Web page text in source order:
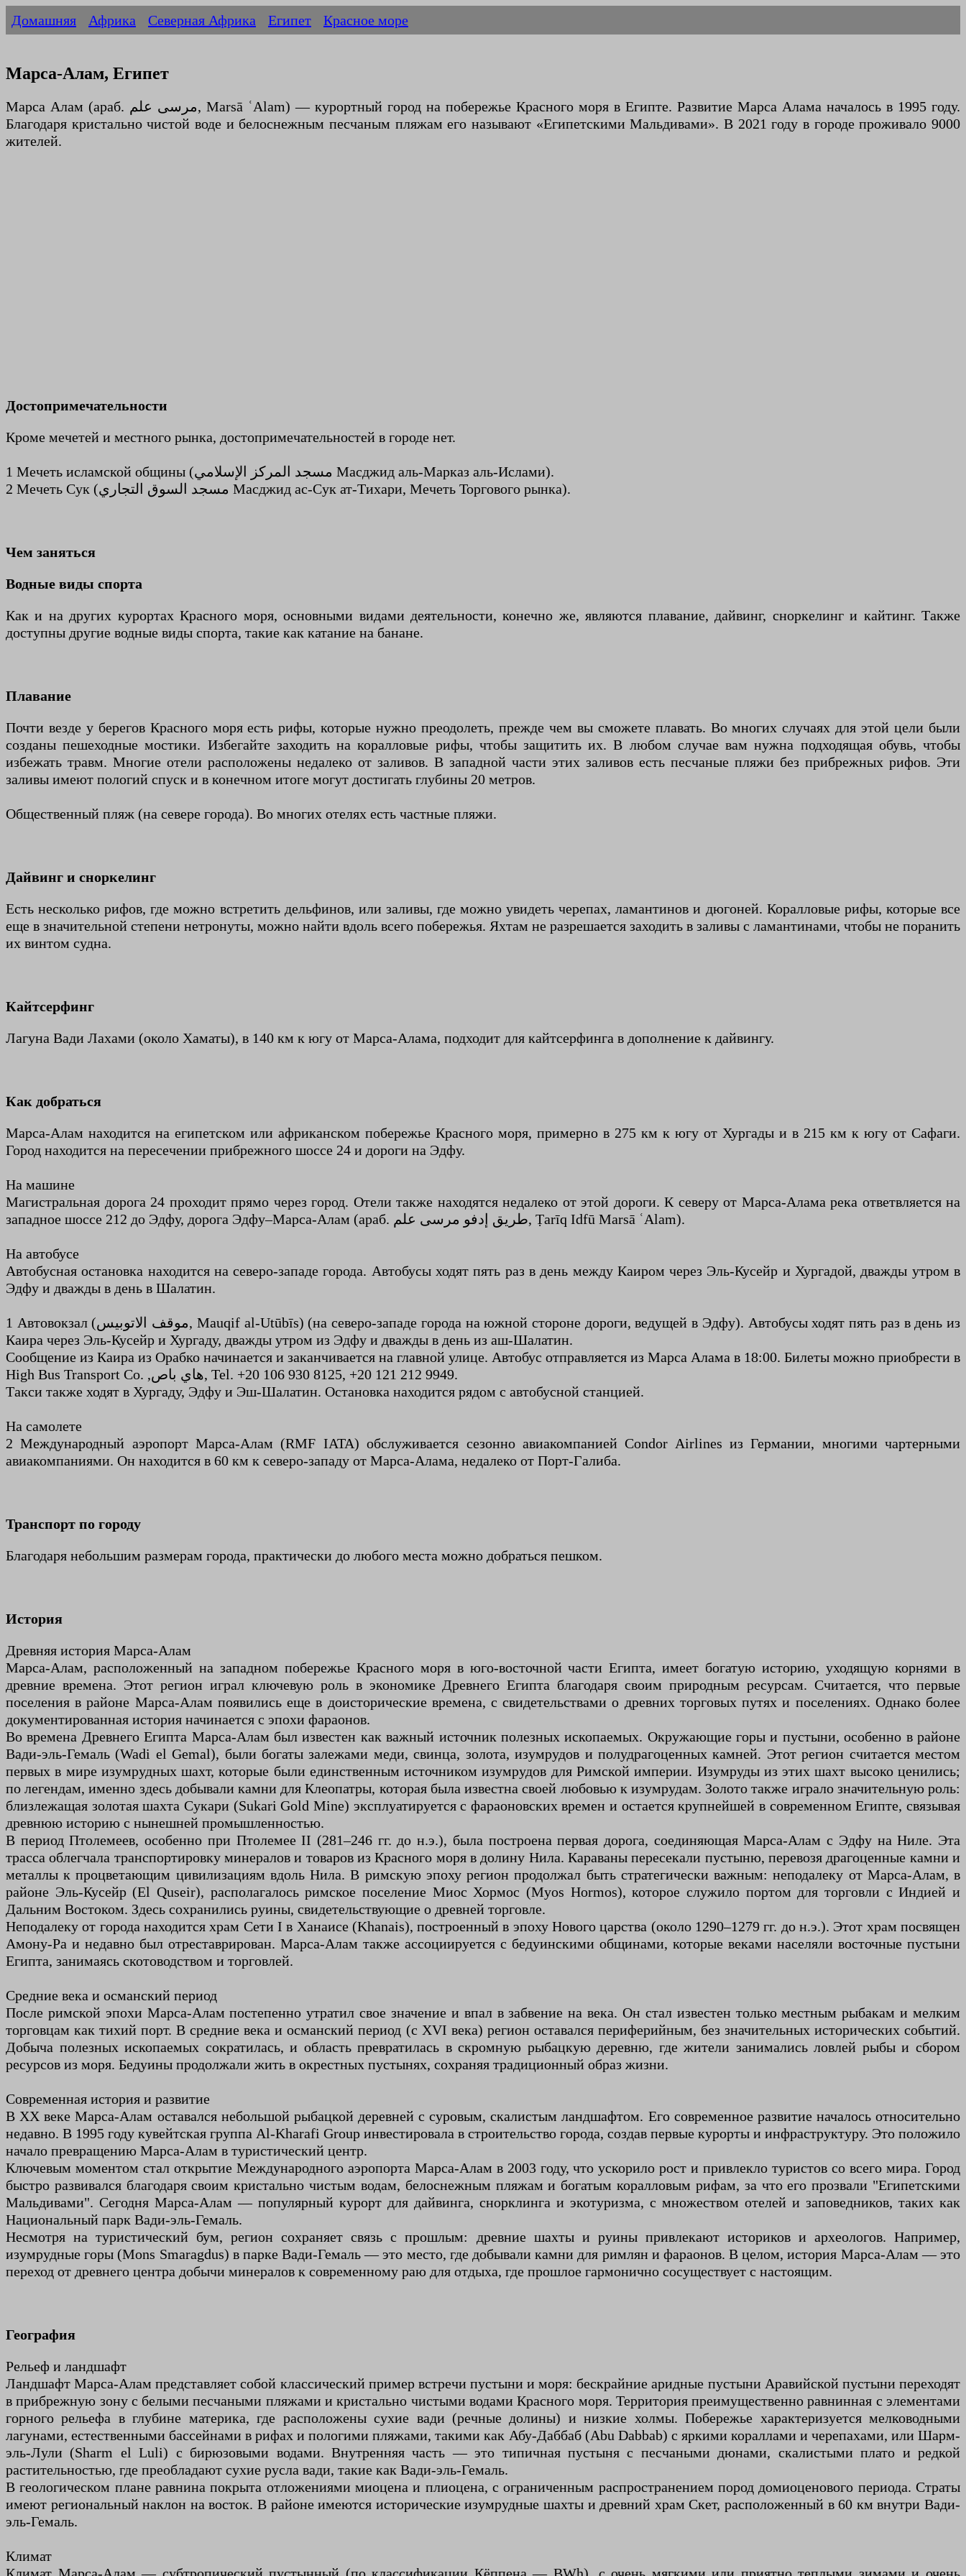
Домашняя Африка Северная Африка Египет Красное море
Марса-Алам, Египет
Марса Алам (араб. مرسى علم, Marsā ʿAlam) — курортный город на побережье Красного моря в Египте. Развитие Марса Алама началось в 1995 году.
Благодаря кристально чистой воде и белоснежным песчаным пляжам его называют «Египетскими Мальдивами». В 2021 году в городе проживало 9000
жителей.
Достопримечательности
Кроме мечетей и местного рынка, достопримечательностей в городе нет.
1 Мечеть исламской общины (‏مسجد المركز الإسلامي Масджид аль-Марказ аль-Ислами).
2 Мечеть Сук (‏مسجد السوق التجاري Масджид ас-Сук ат-Тихари, Мечеть Торгового рынка).
Чем заняться
Водные виды спорта
Как и на других курортах Красного моря, основными видами деятельности, конечно же, являются плавание, дайвинг, сноркелинг и кайтинг. Также
доступны другие водные виды спорта, такие как катание на банане.
Плавание
Почти везде у берегов Красного моря есть рифы, которые нужно преодолеть, прежде чем вы сможете плавать. Во многих случаях для этой цели были
созданы пешеходные мостики. Избегайте заходить на коралловые рифы, чтобы защитить их. В любом случае вам нужна подходящая обувь, чтобы
избежать травм. Многие отели расположены недалеко от заливов. В западной части этих заливов есть песчаные пляжи без прибрежных рифов. Эти
заливы имеют пологий спуск и в конечном итоге могут достигать глубины 20 метров.
Общественный пляж (на севере города). Во многих отелях есть частные пляжи.
Дайвинг и сноркелинг
Есть несколько рифов, где можно встретить дельфинов, или заливы, где можно увидеть черепах, ламантинов и дюгоней. Коралловые рифы, которые все
еще в значительной степени нетронуты, можно найти вдоль всего побережья. Яхтам не разрешается заходить в заливы с ламантинами, чтобы не поранить
их винтом судна.
Кайтсерфинг
Лагуна Вади Лахами (около Хаматы), в 140 км к югу от Марса-Алама, подходит для кайтсерфинга в дополнение к дайвингу.
Как добраться
Марса-Алам находится на египетском или африканском побережье Красного моря, примерно в 275 км к югу от Хургады и в 215 км к югу от Сафаги.
Город находится на пересечении прибрежного шоссе 24 и дороги на Эдфу.
На машине
Магистральная дорога 24 проходит прямо через город. Отели также находятся недалеко от этой дороги. К северу от Марса-Алама река ответвляется на
западное шоссе 212 до Эдфу, дорога Эдфу–Марса-Алам (араб. طريق إدفو مرسى علم, Ṭarīq Idfū Marsā ʿAlam).
На автобусе
Автобусная остановка находится на северо-западе города. Автобусы ходят пять раз в день между Каиром через Эль-Кусейр и Хургадой, дважды утром в
Эдфу и дважды в день в Шалатин.
1 Автовокзал (موقف الاتوبيس, Mauqif al-Utūbīs) (на северо-западе города на южной стороне дороги, ведущей в Эдфу). Автобусы ходят пять раз в день из
Каира через Эль-Кусейр и Хургаду, дважды утром из Эдфу и дважды в день из аш-Шалатин.
Сообщение из Каира из Орабко начинается и заканчивается на главной улице. Автобус отправляется из Марса Алама в 18:00. Билеты можно приобрести в
High Bus Transport Co. ,هاي باص, Tel. +20 106 930 8125, +20 121 212 9949.
Такси также ходят в Хургаду, Эдфу и Эш-Шалатин. Остановка находится рядом с автобусной станцией.
На самолете
2 Международный аэропорт Марса-Алам (RMF IATA) обслуживается сезонно авиакомпанией Condor Airlines из Германии, многими чартерными
авиакомпаниями. Он находится в 60 км к северо-западу от Марса-Алама, недалеко от Порт-Галиба.
Транспорт по городу
Благодаря небольшим размерам города, практически до любого места можно добраться пешком.
История
Древняя история Марса-Алам
Марса-Алам, расположенный на западном побережье Красного моря в юго-восточной части Египта, имеет богатую историю, уходящую корнями в
древние времена. Этот регион играл ключевую роль в экономике Древнего Египта благодаря своим природным ресурсам. Считается, что первые
поселения в районе Марса-Алам появились еще в доисторические времена, с свидетельствами о древних торговых путях и поселениях. Однако более
документированная история начинается с эпохи фараонов.
Во времена Древнего Египта Марса-Алам был известен как важный источник полезных ископаемых. Окружающие горы и пустыни, особенно в районе
Вади-эль-Гемаль (Wadi el Gemal), были богаты залежами меди, свинца, золота, изумрудов и полудрагоценных камней. Этот регион считается местом
первых в мире изумрудных шахт, которые были единственным источником изумрудов для Римской империи. Изумруды из этих шахт высоко ценились;
по легендам, именно здесь добывали камни для Клеопатры, которая была известна своей любовью к изумрудам. Золото также играло значительную роль:
близлежащая золотая шахта Сукари (Sukari Gold Mine) эксплуатируется с фараоновских времен и остается крупнейшей в современном Египте, связывая
древнюю историю с нынешней промышленностью.
В период Птолемеев, особенно при Птолемее II (281–246 гг. до н.э.), была построена первая дорога, соединяющая Марса-Алам с Эдфу на Ниле. Эта
трасса облегчала транспортировку минералов и товаров из Красного моря в долину Нила. Караваны пересекали пустыню, перевозя драгоценные камни и
металлы к процветающим цивилизациям вдоль Нила. В римскую эпоху регион продолжал быть стратегически важным: неподалеку от Марса-Алам, в
районе Эль-Кусейр (El Quseir), располагалось римское поселение Миос Хормос (Myos Hormos), которое служило портом для торговли с Индией и
Дальним Востоком. Здесь сохранились руины, свидетельствующие о древней торговле.
Неподалеку от города находится храм Сети I в Ханаисе (Khanais), построенный в эпоху Нового царства (около 1290–1279 гг. до н.э.). Этот храм посвящен
Амону-Ра и недавно был отреставрирован. Марса-Алам также ассоциируется с бедуинскими общинами, которые веками населяли восточные пустыни
Египта, занимаясь скотоводством и торговлей.
Средние века и османский период
После римской эпохи Марса-Алам постепенно утратил свое значение и впал в забвение на века. Он стал известен только местным рыбакам и мелким
торговцам как тихий порт. В средние века и османский период (с XVI века) регион оставался периферийным, без значительных исторических событий.
Добыча полезных ископаемых сократилась, и область превратилась в скромную рыбацкую деревню, где жители занимались ловлей рыбы и сбором
ресурсов из моря. Бедуины продолжали жить в окрестных пустынях, сохраняя традиционный образ жизни.
Современная история и развитие
В XX веке Марса-Алам оставался небольшой рыбацкой деревней с суровым, скалистым ландшафтом. Его современное развитие началось относительно
недавно. В 1995 году кувейтская группа Al-Kharafi Group инвестировала в строительство города, создав первые курорты и инфраструктуру. Это положило
начало превращению Марса-Алам в туристический центр.
Ключевым моментом стал открытие Международного аэропорта Марса-Алам в 2003 году, что ускорило рост и привлекло туристов со всего мира. Город
быстро развивался благодаря своим кристально чистым водам, белоснежным пляжам и богатым коралловым рифам, за что его прозвали "Египетскими
Мальдивами". Сегодня Марса-Алам — популярный курорт для дайвинга, снорклинга и экотуризма, с множеством отелей и заповедников, таких как
Национальный парк Вади-эль-Гемаль.
Несмотря на туристический бум, регион сохраняет связь с прошлым: древние шахты и руины привлекают историков и археологов. Например,
изумрудные горы (Mons Smaragdus) в парке Вади-Гемаль — это место, где добывали камни для римлян и фараонов. В целом, история Марса-Алам — это
переход от древнего центра добычи минералов к современному раю для отдыха, где прошлое гармонично сосуществует с настоящим.
География
Рельеф и ландшафт
Ландшафт Марса-Алам представляет собой классический пример встречи пустыни и моря: бескрайние аридные пустыни Аравийской пустыни переходят
в прибрежную зону с белыми песчаными пляжами и кристально чистыми водами Красного моря. Территория преимущественно равнинная с элементами
горного рельефа в глубине материка, где расположены сухие вади (речные долины) и низкие холмы. Побережье характеризуется мелководными
лагунами, естественными бассейнами в рифах и пологими пляжами, такими как Абу-Даббаб (Abu Dabbab) с яркими кораллами и черепахами, или Шарм-
эль-Лули (Sharm el Luli) с бирюзовыми водами. Внутренняя часть — это типичная пустыня с песчаными дюнами, скалистыми плато и редкой
растительностью, где преобладают сухие русла вади, такие как Вади-эль-Гемаль.
В геологическом плане равнина покрыта отложениями миоцена и плиоцена, с ограниченным распространением пород домиоценового периода. Страты
имеют региональный наклон на восток. В районе имеются исторические изумрудные шахты и древний храм Скет, расположенный в 60 км внутри Вади-
эль-Гемаль.
Климат